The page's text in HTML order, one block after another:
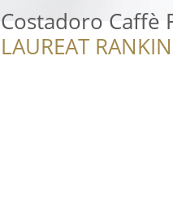
Costadoro Caffè
LAUREAT